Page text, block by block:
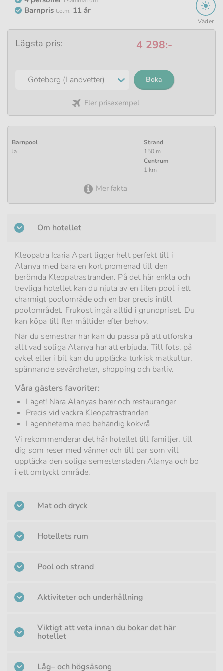
Väder
Barnpris t.o.m. 11 år
Lägsta pris: 4 298:-
Boka
Fler prisexempel
Barnpool
Ja
Strand
150 m
Centrum
1 km
Mer fakta
Om hotellet
Kleopatra Icaria Apart ligger helt perfekt till i
Alanya med bara en kort promenad till den
berömda Kleopatrastranden. På det här enkla och
trevliga hotellet kan du njuta av en liten pool i ett
charmigt poolområde och en bar precis intill
poolområdet. Frukost ingår alltid i grundpriset. Du
kan köpa till fler måltider efter behov.
När du semestrar här kan du passa på att utforska
allt vad soliga Alanya har att erbjuda. Till fots, på
cykel eller i bil kan du upptäcka turkisk matkultur,
spännande sevärdheter, shopping och barliv.
Våra gästers favoriter:
Läget! Nära Alanyas barer och restauranger
Precis vid vackra Kleopatrastranden
Lägenheterna med behändig kokvrå
Vi rekommenderar det här hotellet till familjer, till
dig som reser med vänner och till par som vill
upptäcka den soliga semesterstaden Alanya och bo
i ett omtyckt område.
Mat och dryck
Hotellets rum
Pool och strand
Aktiviteter och underhållning
Viktigt att veta innan du bokar det här
hotellet
Låg– och högsäsong